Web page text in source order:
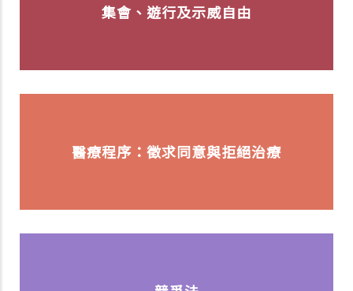
集會、遊行及示威自由
醫療程序：徵求同意與拒絕治療